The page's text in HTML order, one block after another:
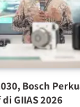
Bosch
GIIAS 2026